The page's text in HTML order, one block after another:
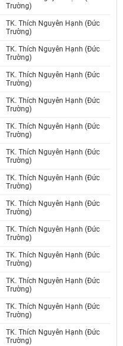
Trường)
TK. Thích Nguyên Hạnh (Đức
Trường)
TK. Thích Nguyên Hạnh (Đức
Trường)
TK. Thích Nguyên Hạnh (Đức
Trường)
TK. Thích Nguyên Hạnh (Đức
Trường)
TK. Thích Nguyên Hạnh (Đức
Trường)
TK. Thích Nguyên Hạnh (Đức
Trường)
TK. Thích Nguyên Hạnh (Đức
Trường)
TK. Thích Nguyên Hạnh (Đức
Trường)
TK. Thích Nguyên Hạnh (Đức
Trường)
TK. Thích Nguyên Hạnh (Đức
Trường)
TK. Thích Nguyên Hạnh (Đức
Trường)
TK. Thích Nguyên Hạnh (Đức
Trường)
TK. Thích Nguyên Hạnh (Đức
Trường)